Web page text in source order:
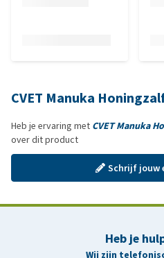
CVET Manuka
Heb je ervaring met CVET Manuka
over dit product
Schrijf jouw
Heb je
Wij zijn